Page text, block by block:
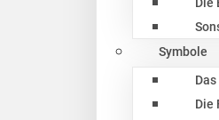
Symbole
Die